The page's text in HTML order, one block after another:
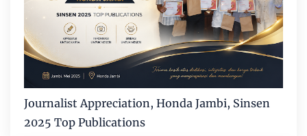
Journalist Appreciation, Honda Jambi, Sinsen
2025 Top Publications